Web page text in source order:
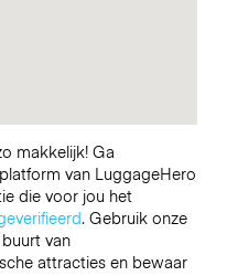
makkelijk! Ga
van LuggageHero
die voor jou het
. Gebruik onze
van
attracties en bewaar